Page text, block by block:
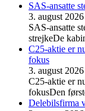
SAS-ansatte
3. august 2026
SAS-ansatte
strejkeDe
C25-aktie er
fokus
3. august 2026
C25-aktie er
fokusDen
Delebilsfirma